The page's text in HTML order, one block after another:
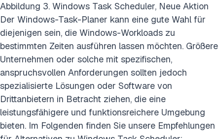
Abbildung 3. Windows Task Scheduler, Neue Aktion
Der Windows-Task-Planer kann eine gute Wahl für
diejenigen sein, die Windows-Workloads zu
bestimmten Zeiten ausführen lassen möchten. Größere
Unternehmen oder solche mit spezifischen,
anspruchsvollen Anforderungen sollten jedoch
spezialisierte Lösungen oder Software von
Drittanbietern in Betracht ziehen, die eine
leistungsfähigere und funktionsreichere Umgebung
bieten. Im Folgenden finden Sie unsere Empfehlungen